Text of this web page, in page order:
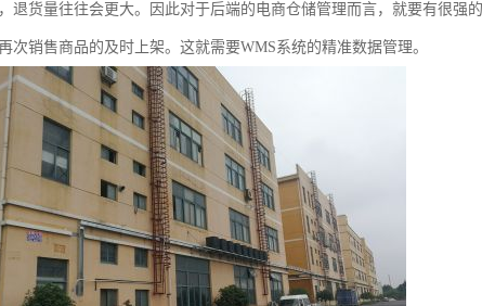
退货量往往会更大。因此对于后端的电商仓储管理而言，就要有很强
次销售商品的及时上架。这就需要WMS系统的精准数据管理。